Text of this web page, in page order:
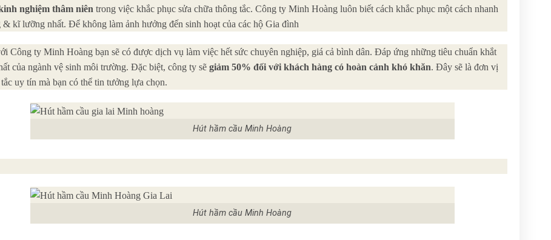
nghiệm thâm niên trong việc khắc phục sửa chữa thông tắc. Công ty Minh Hoàng luôn biết cách khắc phục một cách nhanh
& kĩ lưỡng nhất. Để không làm ảnh hưởng đến sinh hoạt của các hộ Gia đình
Công ty Minh Hoàng bạn sẽ có được dịch vụ làm việc hết sức chuyên nghiệp, giá cả bình dân. Đáp ứng những tiêu chuẩn khắt
của ngành vệ sinh môi trường. Đặc biệt, công ty sẽ giảm 50% đối với khách hàng có hoàn cảnh khó khăn. Đây sẽ là đơn vị
uy tín mà bạn có thể tin tưởng lựa chọn.
Hút hầm cầu Minh Hoàng
Hút hầm cầu Minh Hoàng